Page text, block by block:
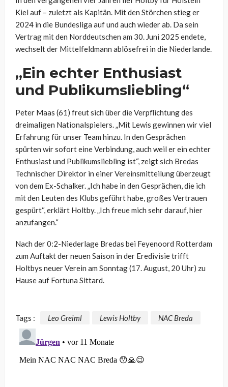
Kiel auf – zuletzt als Kapitän. Mit den Störchen stieg er
2024 in die Bundesliga auf und auch wieder ab. Da sein
Vertrag mit den Norddeutschen am 30. Juni 2025 endete,
wechselt der Mittelfeldmann ablösefrei in die Niederlande.
„Ein echter Enthusiast
und Publikumsliebling“
Peter Maas (61) freut sich über die Verpflichtung des
dreimaligen Nationalspielers. „Mit Lewis gewinnen wir viel
Erfahrung für unser Team hinzu. In den Gesprächen
spürten wir sofort eine Verbindung, auch weil er ein echter
Enthusiast und Publikumsliebling ist“, zeigt sich Bredas
Technischer Direktor in einer Vereinsmitteilung überzeugt
von dem Ex-Schalker. „Ich habe in den Gesprächen, die ich
mit den Leuten des Klubs geführt habe, großes Vertrauen
gespürt“, erklärt Holtby. „Ich freue mich sehr darauf, hier
anzufangen.“
Nach der 0:2-Niederlage Bredas bei Feyenoord Rotterdam
zum Auftakt der neuen Saison in der Eredivisie trifft
Holtbys neuer Verein am Sonntag (17. August, 20 Uhr) zu
Hause auf Fortuna Sittard.
Tags : Leo Greiml Lewis Holtby NAC Breda